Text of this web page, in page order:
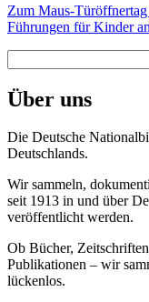
Zum Maus-
Führungen für Kinder
nach:
Über uns
Die Deutsche
Deutschlands.
Wir sammeln,
seit 1913 in und über
veröffentlicht werden.
Ob Bücher,
Publikationen – wir
lückenlos.